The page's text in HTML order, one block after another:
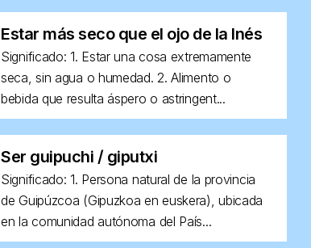
Estar más seco que el ojo de la Inés
Significado: 1. Estar una cosa extremamente
seca, sin agua o humedad. 2. Alimento o
bebida que resulta áspero o astringent...
Ser guipuchi / giputxi
Significado: 1. Persona natural de la provincia
de Guipúzcoa (Gipuzkoa en euskera), ubicada
en la comunidad autónoma del País...